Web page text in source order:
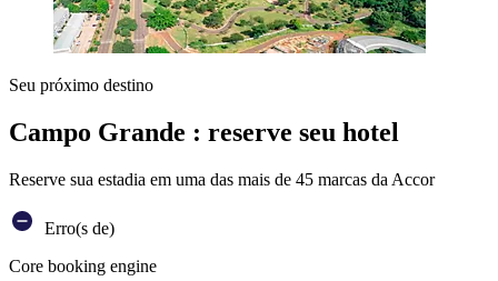
Seu próximo destino
Campo Grande : reserve seu hotel
Reserve sua estadia em uma das mais de 45 marcas da Accor
Erro(s de)
Core booking engine